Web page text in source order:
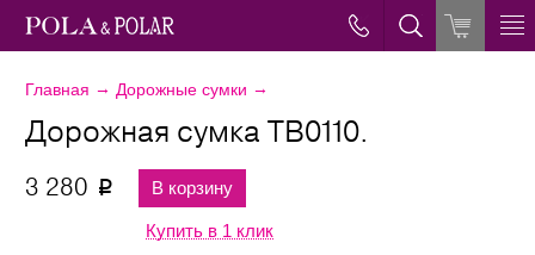
Главная → Дорожные сумки →
Дорожная сумка ТВ0110.
3 280 p В корзину
Купить в 1 клик